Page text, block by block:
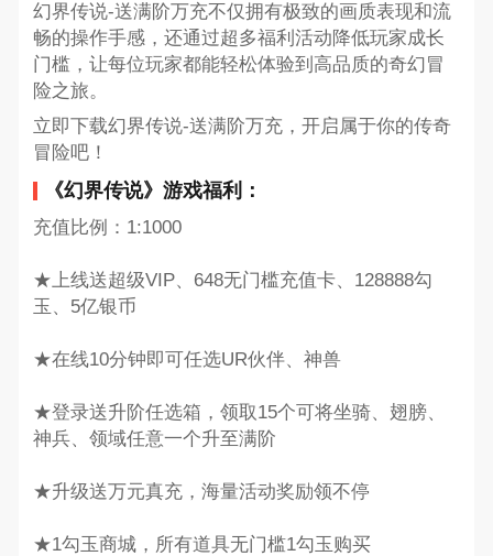
幻界传说-送满阶万充不仅拥有极致的画质表现和流
畅的操作手感，还通过超多福利活动降低玩家成长
门槛，让每位玩家都能轻松体验到高品质的奇幻冒
险之旅。
立即下载幻界传说-送满阶万充，开启属于你的传奇
冒险吧！
《幻界传说》游戏福利：
充值比例：1:1000
★上线送超级VIP、648无门槛充值卡、128888勾
玉、5亿银币
★在线10分钟即可任选UR伙伴、神兽
★登录送升阶任选箱，领取15个可将坐骑、翅膀、
神兵、领域任意一个升至满阶
★升级送万元真充，海量活动奖励领不停
★1勾玉商城，所有道具无门槛1勾玉购买